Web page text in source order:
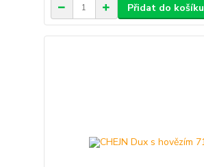
Přidat do košíku